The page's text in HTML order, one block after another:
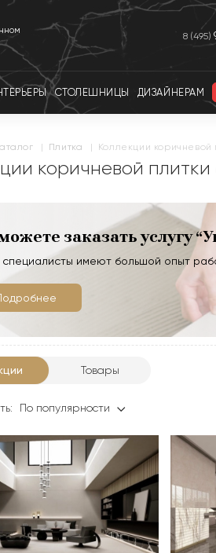
8 (495)
СТОЛЕШНИЦЫ ДИЗАЙНЕРАМ
каталог | плитка | Коллекции коричневой
коричневой плитки
заказать услугу
имеют большой опыт
Товары
По популярности